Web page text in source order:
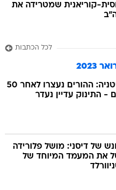
קוריאנית שמטרידה את
לכל הכתבות
בריטניה: ההורים נעצרו לאחר 50
- התינוק עדיין נעדר
של דיסני: מושל פלורידה
את המעמד המיוחד של